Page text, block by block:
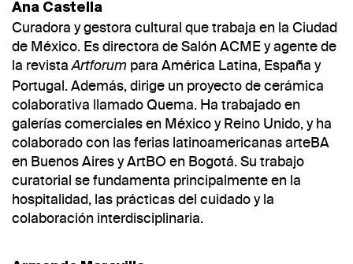
Ana Castella
Curadora y gestora cultural que trabaja en la Ciudad
de México. Es directora de Salón ACME y agente de
la revistaArtforum para América Latina, España y
Portugal. Además, dirige un proyecto de cerámica
colaborativa llamado Quema. Ha trabajado en
galerías comerciales en México y Reino Unido, y ha
colaborado con las ferias latinoamericanas arteBA
en Buenos Aires y ArtBO en Bogotá. Su trabajo
curatorial se fundamenta principalmente en la
hospitalidad, las prácticas del cuidado y la
colaboración interdisciplinaria.